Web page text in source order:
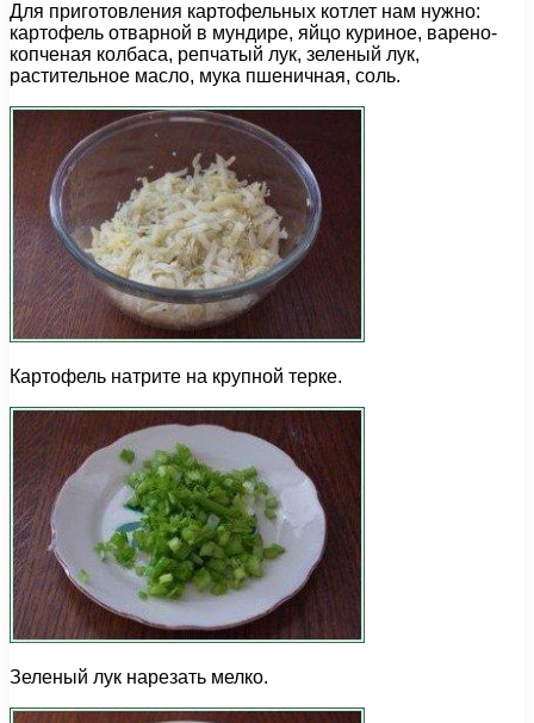
Для приготовления картофельных котлет нам нужно:
картофель отварной в мундире, яйцо куриное, варено-
копченая колбаса, репчатый лук, зеленый лук,
растительное масло, мука пшеничная, соль.
Картофель натрите на крупной терке.
Зеленый лук нарезать мелко.